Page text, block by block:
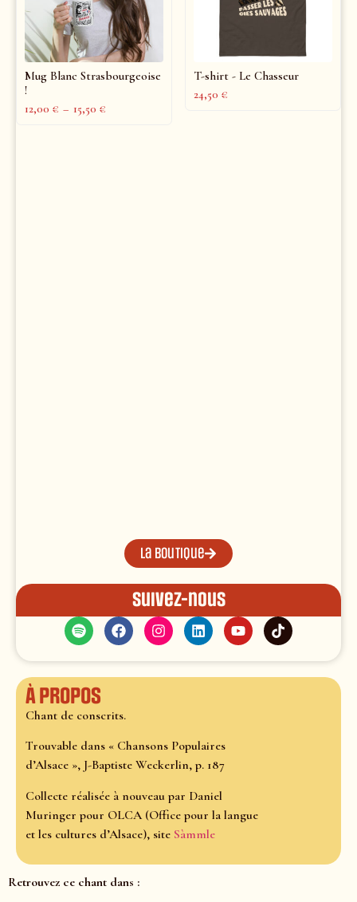
Mug Blanc Strasbourgeoise
!
12,00 € – 15,50 €
T-shirt - Le Chasseur
24,50 €
La boutique
Suivez-nous
À propos
Chant de conscrits.
Trouvable dans « Chansons Populaires
d’Alsace », J-Baptiste Weckerlin, p. 187
Collecte réalisée à nouveau par Daniel
Muringer pour OLCA (Office pour la langue
et les cultures d’Alsace), site Sàmmle
Retrouvez ce chant dans :